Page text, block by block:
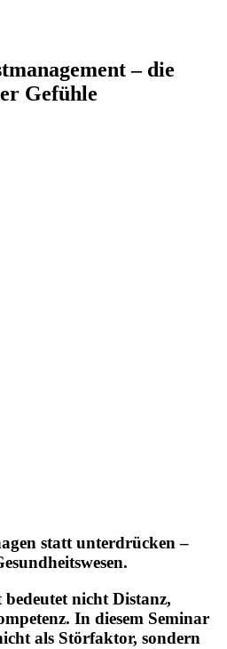
– die
Gefühle
statt unterdrücken –
nicht Distanz,
In diesem Seminar
als Störfaktor, sondern